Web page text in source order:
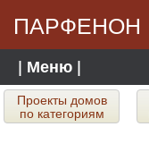
ПАРФЕНОН
| Меню |
Проекты домов
по категориям